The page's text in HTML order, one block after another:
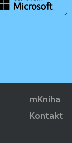
mKniha
Kontakt